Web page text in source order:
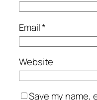
Email*
Website
Save my name,